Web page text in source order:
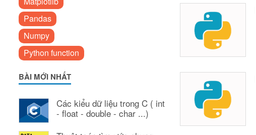
Pandas
Numpy
Python function
BÀI MỚI NHẤT
Các kiểu dữ liệu trong C ( int
- float - double - char ...)